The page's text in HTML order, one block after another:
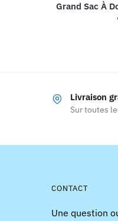
Grand Sac À
Livraison
Sur toutes
CONTACT
Une question